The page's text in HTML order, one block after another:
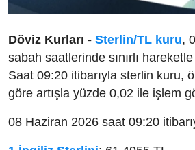
Döviz Kurları - Sterlin/TL kuru,
sabah saatlerinde sınırlı
Saat 09:20 itibarıyla sterlin kuru,
göre artışla yüzde 0,02 ile işlem
08 Haziran 2026 saat 09:20